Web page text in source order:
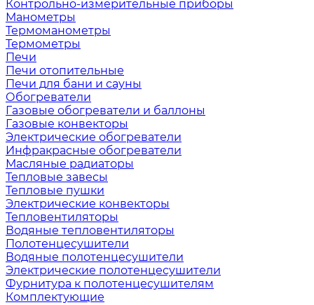
Контрольно-измерительные приборы
Манометры
Термоманометры
Термометры
Печи
Печи отопительные
Печи для бани и сауны
Обогреватели
Газовые обогреватели и баллоны
Газовые конвекторы
Электрические обогреватели
Инфракрасные обогреватели
Масляные радиаторы
Тепловые завесы
Тепловые пушки
Электрические конвекторы
Тепловентиляторы
Водяные тепловентиляторы
Полотенцесушители
Водяные полотенцесушители
Электрические полотенцесушители
Фурнитура к полотенцесушителям
Комплектующие